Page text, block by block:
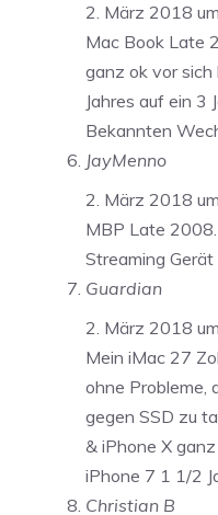
2. März 2018
Mac Book Late
ganz ok vor sich
Jahres auf ein 3
Bekannten
JayMenno
2. März 2018
MBP Late
Streaming
Guardian
2. März 2018
Mein iMac 27
ohne Probleme,
gegen SSD zu
& iPhone X
iPhone 7 1 1/2
Christian B